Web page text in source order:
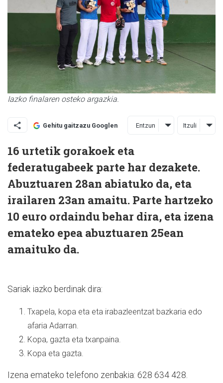
Iazko finalaren osteko argazkia.
Gehitu gaitzazu Googlen Entzun Itzuli
16 urtetik gorakoek eta
federatugabeek parte har dezakete.
Abuztuaren 28an abiatuko da, eta
irailaren 23an amaitu. Parte hartzeko
10 euro ordaindu behar dira, eta izena
emateko epea abuztuaren 25ean
amaituko da.
Sariak iazko berdinak dira:
Txapela, kopa eta eta irabazleentzat bazkaria edo
afaria Adarran.
Kopa, gazta eta txanpaina.
Kopa eta gazta.
Izena emateko telefono zenbakia: 628 634 428.